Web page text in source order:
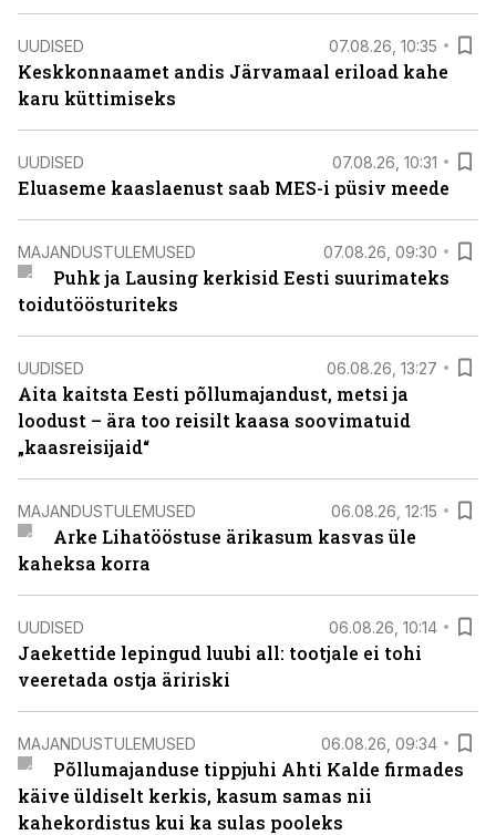
UUDISED 07.08.26, 10:35
Keskkonnaamet andis Järvamaal eriload kahe
karu küttimiseks
UUDISED 07.08.26, 10:31
Eluaseme kaaslaenust saab MES-i püsiv meede
MAJANDUSTULEMUSED 07.08.26, 09:30
Puhk ja Lausing kerkisid Eesti suurimateks
toidutöösturiteks
UUDISED 06.08.26, 13:27
Aita kaitsta Eesti põllumajandust, metsi ja
loodust – ära too reisilt kaasa soovimatuid
„kaasreisijaid“
MAJANDUSTULEMUSED 06.08.26, 12:15
Arke Lihatööstuse ärikasum kasvas üle
kaheksa korra
UUDISED 06.08.26, 10:14
Jaekettide lepingud luubi all: tootjale ei tohi
veeretada ostja äririski
MAJANDUSTULEMUSED 06.08.26, 09:34
Põllumajanduse tippjuhi Ahti Kalde firmades
käive üldiselt kerkis, kasum samas nii
kahekordistus kui ka sulas pooleks